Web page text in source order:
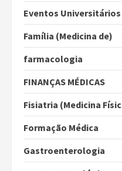
Eventos Universitários
Família (Medicina de)
farmacologia
FINANÇAS MÉDICAS
Fisiatria (Medicina
Formação Médica
Gastroenterologia